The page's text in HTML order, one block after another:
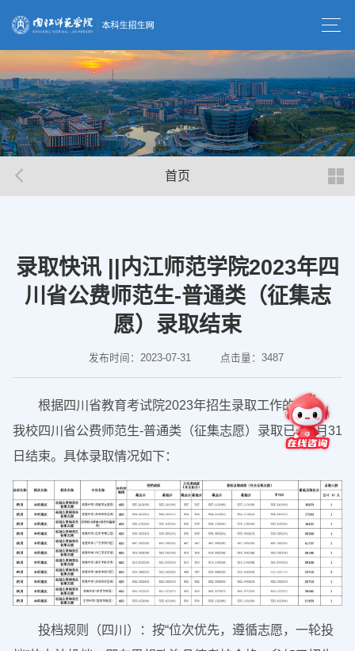
首页
录取快讯 ||内江师范学院2023年四
川省公费师范生-普通类（征集志
愿）录取结束
发布时间：2023-07-31 点击量：3487
根据四川省教育考试院2023年招生录取工作的安排，
我校四川省公费师范生-普通类（征集志愿）录取已于7月31
日结束。具体录取情况如下：
投档规则（四川）：按“位次优先，遵循志愿，一轮投